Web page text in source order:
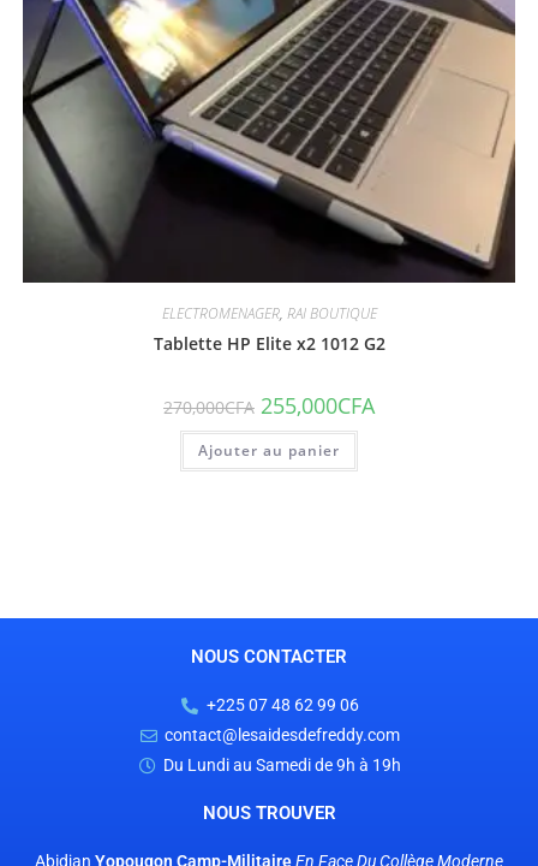
ELECTROMENAGER, RAI BOUTIQUE
Tablette HP Elite x2 1012 G2
270,000CFA 255,000CFA
Ajouter au panier
NOUS CONTACTER
+225 07 48 62 99 06
contact@lesaidesdefreddy.com
Du Lundi au Samedi de 9h à 19h
NOUS TROUVER
Abidjan Yopougon Camp-MilitaireEn FaceDu Collège Moderne